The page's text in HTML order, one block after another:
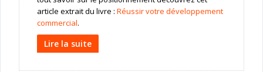
article extrait du livre : Réussir votre développement
commercial.
Lire la suite